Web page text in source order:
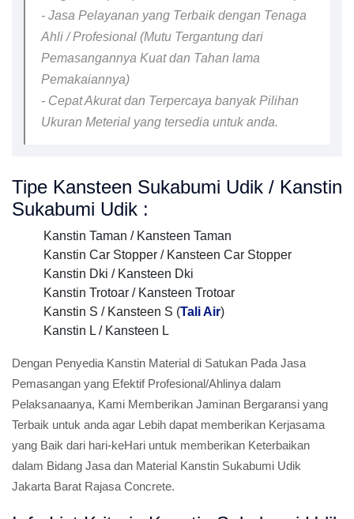
- Jasa Pelayanan yang Terbaik dengan Tenaga
Ahli / Profesional (Mutu Tergantung dari
Pemasangannya Kuat dan Tahan lama
Pemakaiannya)
- Cepat Akurat dan Terpercaya banyak Pilihan
Ukuran Meterial yang tersedia untuk anda.
Tipe Kansteen Sukabumi Udik / Kanstin
Sukabumi Udik :
Kanstin Taman / Kansteen Taman
Kanstin Car Stopper / Kansteen Car Stopper
Kanstin Dki / Kansteen Dki
Kanstin Trotoar / Kansteen Trotoar
Kanstin S / Kansteen S (Tali Air)
Kanstin L / Kansteen L
Dengan Penyedia Kanstin Material di Satukan Pada Jasa
Pemasangan yang Efektif Profesional/Ahlinya dalam
Pelaksanaanya, Kami Memberikan Jaminan Bergaransi yang
Terbaik untuk anda agar Lebih dapat memberikan Kerjasama
yang Baik dari hari-keHari untuk memberikan Keterbaikan
dalam Bidang Jasa dan Material Kanstin Sukabumi Udik
Jakarta Barat Rajasa Concrete.